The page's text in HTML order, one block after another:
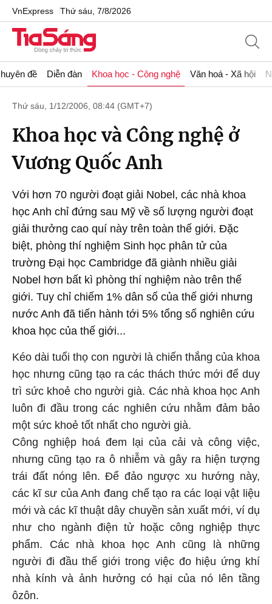
VnExpress Thứ sáu, 7/8/2026
đề Diễn đàn Khoa học - Công nghệ Văn hoá - Xã hội
Thứ sáu, 1/12/2006, 08:44 (GMT+7)
Khoa học và Công nghệ ở
Vương Quốc Anh
Với hơn 70 người đoạt giải Nobel, các nhà khoa
học Anh chỉ đứng sau Mỹ về số lượng người đoạt
giải thưởng cao quí này trên toàn thế giới. Đặc
biệt, phòng thí nghiệm Sinh học phân tử của
trường Đại học Cambridge đã giành nhiều giải
Nobel hơn bất kì phòng thí nghiệm nào trên thế
giới. Tuy chỉ chiếm 1% dân số của thế giới nhưng
nước Anh đã tiến hành tới 5% tổng số nghiên cứu
khoa học của thế giới...
Kéo dài tuổi thọ con người là chiến thắng của khoa
học nhưng cũng tạo ra các thách thức mới để duy
trì sức khoẻ cho người già. Các nhà khoa học Anh
luôn đi đầu trong các nghiên cứu nhằm đảm bảo
một sức khoẻ tốt nhất cho người già.
Công nghiệp hoá đem lại của cải và công việc,
nhưng cũng tạo ra ô nhiễm và gây ra hiện tượng
trái đất nóng lên. Để đảo ngược xu hướng này,
các kĩ sư của Anh đang chế tạo ra các loại vật liệu
mới và các kĩ thuật dây chuyền sản xuất mới, ví dụ
như cho ngành điện tử hoặc công nghiệp thực
phẩm. Các nhà khoa học Anh cũng là những
người đi đầu thế giới trong việc đo hiệu ứng khí
nhà kính và ảnh hưởng có hại của nó lên tầng
ôzôn.